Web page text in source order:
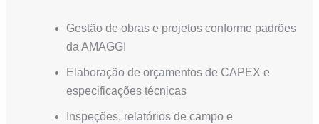
Gestão de obras e projetos conforme padrões
da AMAGGI
Elaboração de orçamentos de CAPEX e
especificações técnicas
Inspeções, relatórios de campo e